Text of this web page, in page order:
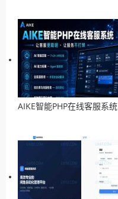
AIKE智能PHP在线客服系统